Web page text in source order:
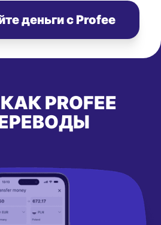
деньги с Profee
PROFEE